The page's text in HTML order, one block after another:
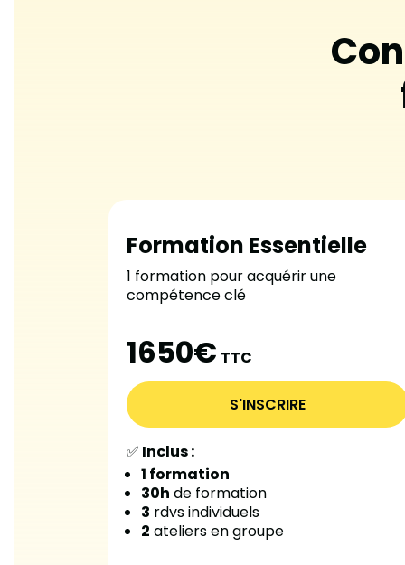
Formation Essentielle
1 formation pour acquérir une
compétence clé
1650€ TTC
S'INSCRIRE
✅ Inclus :
1 formation
30h de formation
3 rdvs individuels
2 ateliers en groupe